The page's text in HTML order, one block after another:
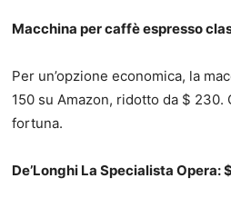
Macchina per caffè espresso
Per un’opzione economica, la
150 su Amazon, ridotto da $
fortuna.
De’Longhi La Specialista Opera: